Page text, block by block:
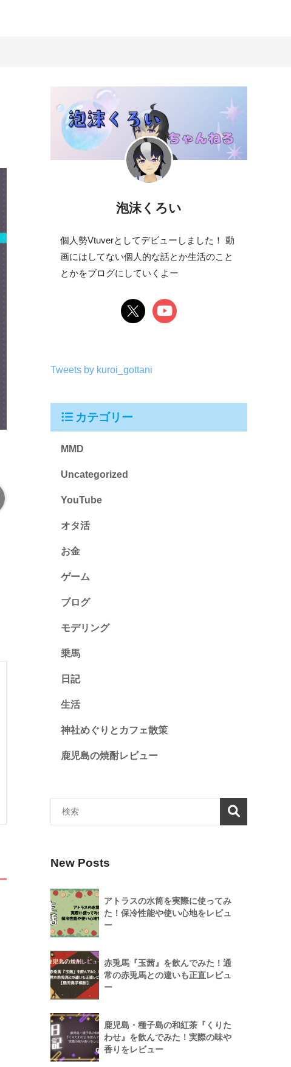
泡沫くろい
個人勢Vtuverとしてデビューしました！ 動
画にはしてない個人的な話とか生活のこと
とかをブログにしていくよー
Tweets by kuroi_gottani
カテゴリー
MMD
Uncategorized
YouTube
オタ活
お金
ゲーム
ブログ
モデリング
乗馬
日記
生活
神社めぐりとカフェ散策
鹿児島の焼酎レビュー
New Posts
アトラスの水筒を実際に使ってみ
た！保冷性能や使い心地をレビュ
ー
赤兎馬『玉茜』を飲んでみた！通
常の赤兎馬との違いも正直レビュ
ー
鹿児島・種子島の和紅茶『くりた
わせ』を飲んでみた！実際の味や
香りをレビュー